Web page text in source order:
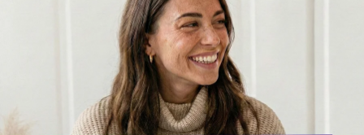
4,7 (na základe +15 000 recenzií)
Naše darčeky inšpirujú. Zákazníci nás na Google Reviews
hodnotia známkou 4,7.